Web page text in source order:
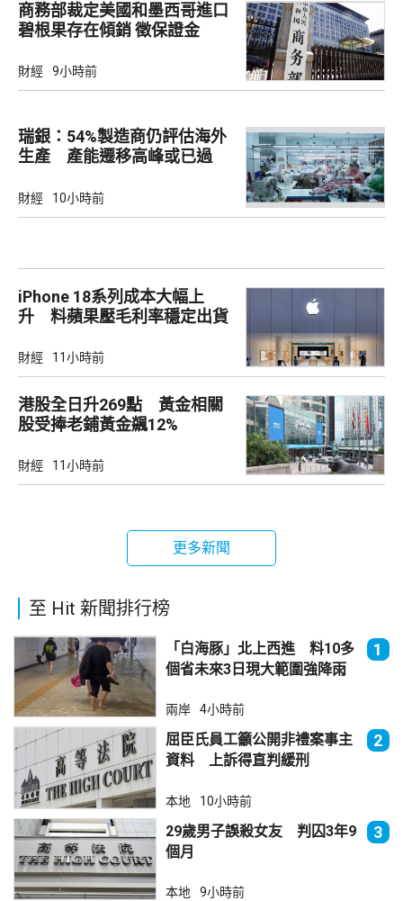
商務部裁定美國和墨西哥進口
碧根果存在傾銷 徵保證金
財經 9小時前
瑞銀：54%製造商仍評估海外
生產 產能遷移高峰或已過
財經 10小時前
iPhone 18系列成本大幅上
升 料蘋果壓毛利率穩定出貨
財經 11小時前
港股全日升269點 黃金相關
股受捧老鋪黃金飊12%
財經 11小時前
更多新聞
至 Hit 新聞排行榜
「白海豚」北上西進 料10多
個省未來3日現大範圍強降雨
1
兩岸 4小時前
屈臣氏員工籲公開非禮案事主
資料 上訴得直判緩刑
2
本地 10小時前
29歲男子誤殺女友 判囚3年9
個月
3
本地 9小時前